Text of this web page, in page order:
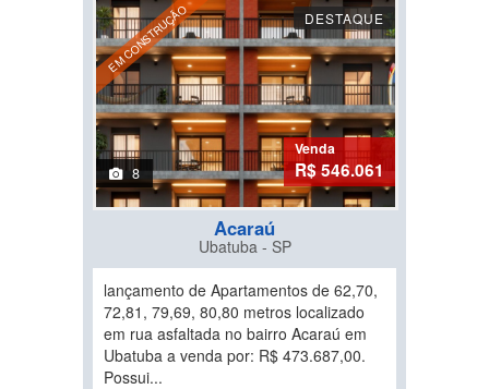
EM CONSTRUÇÃO DESTAQUE
8
Venda
R$ 546.061
Acaraú
Ubatuba - SP
lançamento de Apartamentos de 62,70,
72,81, 79,69, 80,80 metros localizado
em rua asfaltada no bairro Acaraú em
Ubatuba a venda por: R$ 473.687,00.
Possui...